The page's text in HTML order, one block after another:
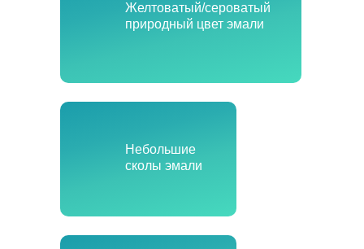
Небольшие
сколы эмали
Желтоватый/сероватый
природный цвет эмали